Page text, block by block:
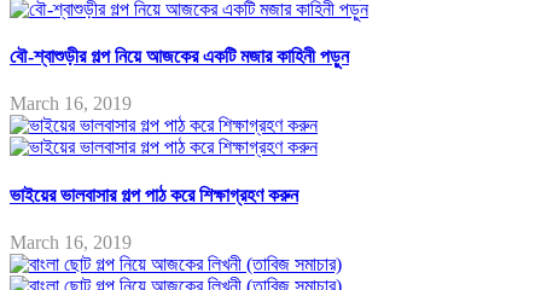
বৌ-শ্বাশুড়ীর গল্প নিয়ে আজকের একটি মজার কাহিনী পড়ুন
March 16, 2019
ভাইয়ের ভালবাসার গল্প পাঠ করে শিক্ষাগ্রহণ করুন
March 16, 2019